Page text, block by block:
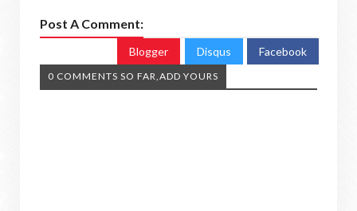
Post A Comment:
Blogger Disqus Facebook
0 COMMENTS SO FAR,ADD YOURS